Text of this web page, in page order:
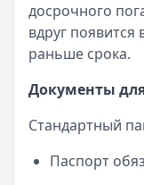
досрочного
вдруг
раньше срока.
Документы
Стандартный
Паспорт